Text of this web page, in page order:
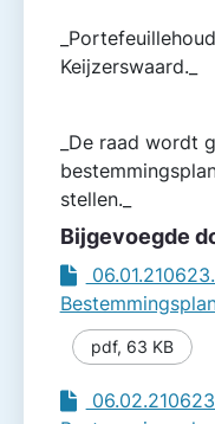
Keijzerswaard._
_De raad wordt
stellen._
Bijgevoegde
pdf, 63 KB